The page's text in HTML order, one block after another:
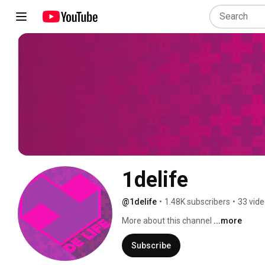
1delife
@1delife • 1.48K subscribers • 33
More about this channel ...more
Subscribe